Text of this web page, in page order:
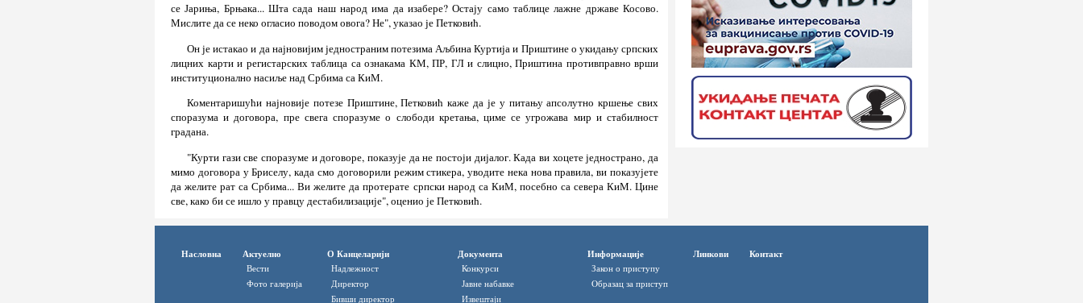
се Јариња, Брњака... Шта сада наш народ има да изабере? Остају само таблице лажне државе Косово.
Мислите да се неко огласио поводом овога? Не", указао је Петковић.
Он је истакао и да најновијим једностраним потезима Аљбина Куртија и Приштине о укидању српских
лицних карти и регистарских таблица са ознакама КМ, ПР, ГЛ и слицно, Приштина противправно врши
институционално насиље над Србима са КиМ.
Коментаришући најновије потезе Приштине, Петковић каже да је у питању апсолутно кршење свих
споразума и договора, пре свега споразуме о слободи кретања, циме се угрожава мир и стабилност
градана.
"Курти гази све споразуме и договоре, показује да не постоји дијалог. Када ви хоцете једнострано, да
мимо договора у Бриселу, када смо договорили режим стикера, уводите нека нова правила, ви показујете
да желите рат са Србима... Ви желите да протерате српски народ са КиМ, посебно са севера КиМ. Цине
све, како би се ишло у правцу дестабилизације", оценио је Петковић.
Насловна Актуелно
Вести
Фото галерија
О Канцеларији
Надлежност
Директор
Бивши директор
Документа
Конкурси
Јавне набавке
Извештаји
Информације
Закон о приступу
Oбразац за приступ
Линкови Контакт